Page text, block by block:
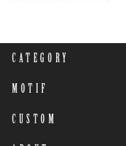
CATEGORY
MOTIF
CUSTOM